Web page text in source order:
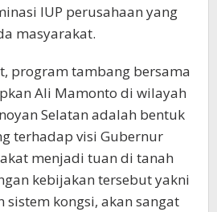
IUP perusahaan yang
masyarakat.
program tambang bersama
Ali Mamonto di wilayah
Selatan adalah bentuk
terhadap visi Gubernur
menjadi tuan di tanah
kebijakan tersebut yakni
sistem kongsi, akan sangat